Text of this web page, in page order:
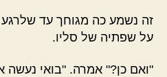
זה נשמע כה מגוחך עד
על שפתיה של סליו.
"ואם כן?" אמרה. "בואי נעשה